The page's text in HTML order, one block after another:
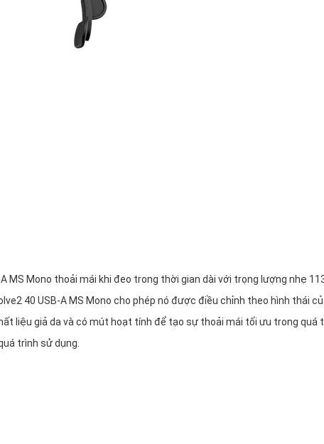
A MS Mono thoải mái khi đeo trong thời gian dài với trọng lượng nhẹ
40 USB-A MS Mono cho phép nó được điều chỉnh theo hình thái
liệu giả da và có mút hoạt tính để tạo sự thoải mái tối ưu trong quá
trình sử dụng.